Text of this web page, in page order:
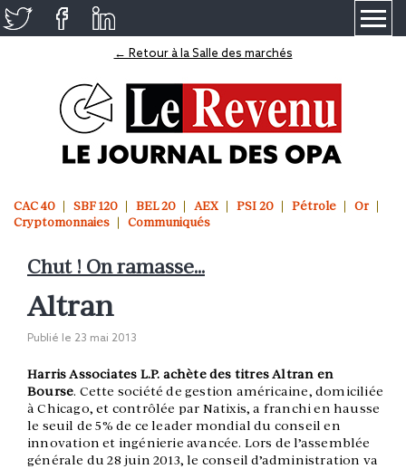
← Retour à la Salle des marchés
CAC 40 SBF 120 BEL 20 AEX PSI 20 Pétrole
Or
Cryptomonnaies
Communiqués
Chut ! On ramasse...
Altran
Publié le 23 mai 2013
Harris Associates L.P. achète des titres Altran en
Bourse. Cette société de gestion américaine, domiciliée
à Chicago, et contrôlée par Natixis, a franchi en hausse
le seuil de 5% de ce leader mondial du conseil en
innovation et ingénierie avancée. Lors de l’assemblée
générale du 28 juin 2013, le conseil d’administration va